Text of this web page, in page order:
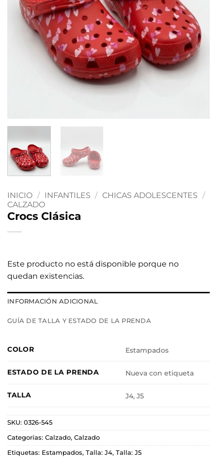
INICIO / INFANTILES / CHICAS ADOLESCENTES /
CALZADO
Crocs Clásica
Este producto no está disponible porque no
quedan existencias.
INFORMACIÓN ADICIONAL
GUÍA DE TALLA Y ESTADO DE LA PRENDA
COLOR Estampados
ESTADO DE LA PRENDA Nueva con etiqueta
TALLA J4, J5
SKU: 0326-545
Categorías: Calzado, Calzado
Etiquetas: Estampados, Talla: J4, Talla: J5